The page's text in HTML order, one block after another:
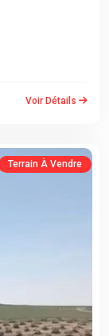
Voir Détails
Terrain À Vendre